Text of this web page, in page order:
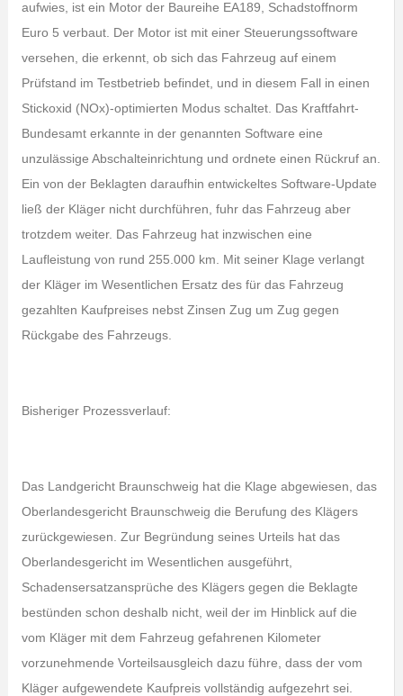
aufwies, ist ein Motor der Baureihe EA189, Schadstoffnorm
Euro 5 verbaut. Der Motor ist mit einer Steuerungssoftware
versehen, die erkennt, ob sich das Fahrzeug auf einem
Prüfstand im Testbetrieb befindet, und in diesem Fall in einen
Stickoxid (NOx)-optimierten Modus schaltet. Das Kraftfahrt-
Bundesamt erkannte in der genannten Software eine
unzulässige Abschalteinrichtung und ordnete einen Rückruf an.
Ein von der Beklagten daraufhin entwickeltes Software-Update
ließ der Kläger nicht durchführen, fuhr das Fahrzeug aber
trotzdem weiter. Das Fahrzeug hat inzwischen eine
Laufleistung von rund 255.000 km. Mit seiner Klage verlangt
der Kläger im Wesentlichen Ersatz des für das Fahrzeug
gezahlten Kaufpreises nebst Zinsen Zug um Zug gegen
Rückgabe des Fahrzeugs.
Bisheriger Prozessverlauf:
Das Landgericht Braunschweig hat die Klage abgewiesen, das
Oberlandesgericht Braunschweig die Berufung des Klägers
zurückgewiesen. Zur Begründung seines Urteils hat das
Oberlandesgericht im Wesentlichen ausgeführt,
Schadensersatzansprüche des Klägers gegen die Beklagte
bestünden schon deshalb nicht, weil der im Hinblick auf die
vom Kläger mit dem Fahrzeug gefahrenen Kilometer
vorzunehmende Vorteilsausgleich dazu führe, dass der vom
Kläger aufgewendete Kaufpreis vollständig aufgezehrt sei.